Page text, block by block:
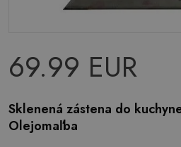
69.99 EUR
Sklenená zástena do
Olejomaľba